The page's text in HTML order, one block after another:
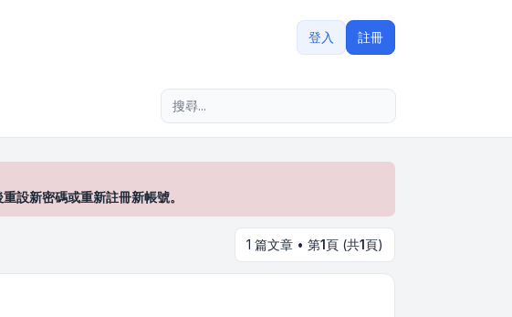
登入 註冊
新密碼或重新註冊新帳號。
1 篇文章 • 第1頁 (共1頁)